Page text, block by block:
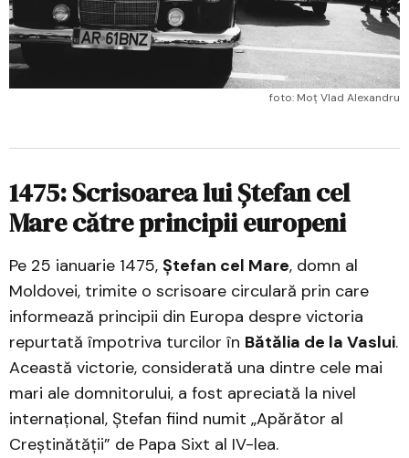
foto: Moț Vlad Alexandru
1475: Scrisoarea lui Ștefan cel
Mare către principii europeni
Pe 25 ianuarie 1475, Ștefan cel Mare, domn al
Moldovei, trimite o scrisoare circulară prin care
informează principii din Europa despre victoria
repurtată împotriva turcilor în Bătălia de la Vaslui.
Această victorie, considerată una dintre cele mai
mari ale domnitorului, a fost apreciată la nivel
internațional, Ștefan fiind numit „Apărător al
Creștinătății” de Papa Sixt al IV-lea.